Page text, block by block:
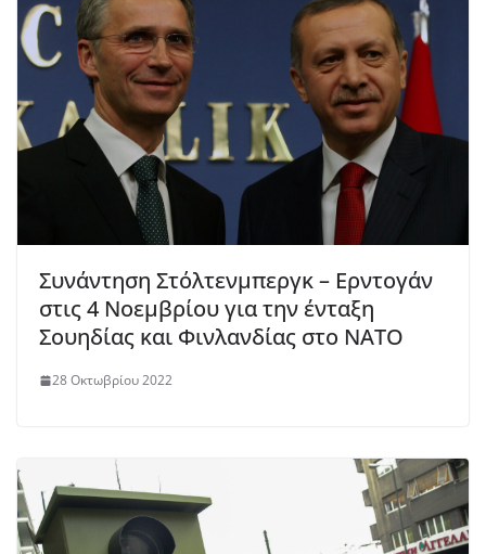
Συνάντηση Στόλτενμπεργκ – Ερντογάν
στις 4 Νοεμβρίου για την ένταξη
Σουηδίας και Φινλανδίας στο ΝΑΤΟ
28 Οκτωβρίου 2022